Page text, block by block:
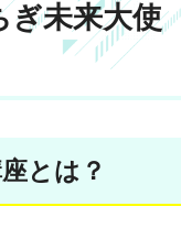
ぎ未来大使
とは？